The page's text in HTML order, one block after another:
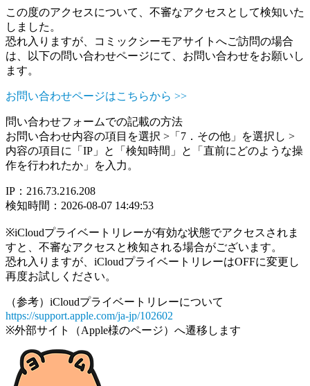
この度のアクセスについて、不審なアクセスとして検知いた
しました。
恐れ入りますが、コミックシーモアサイトへご訪問の場合
は、以下の問い合わせページにて、お問い合わせをお願いし
ます。
お問い合わせページはこちらから >>
問い合わせフォームでの記載の方法
お問い合わせ内容の項目を選択 >「7．その他」を選択し >
内容の項目に「IP」と「検知時間」と「直前にどのような操
作を行われたか」を入力。
IP：216.73.216.208
検知時間：2026-08-07 14:49:53
※iCloudプライベートリレーが有効な状態でアクセスされま
すと、不審なアクセスと検知される場合がございます。
恐れ入りますが、iCloudプライベートリレーはOFFに変更し
再度お試しください。
（参考）iCloudプライベートリレーについて
https://support.apple.com/ja-jp/102602
※外部サイト（Apple様のページ）へ遷移します